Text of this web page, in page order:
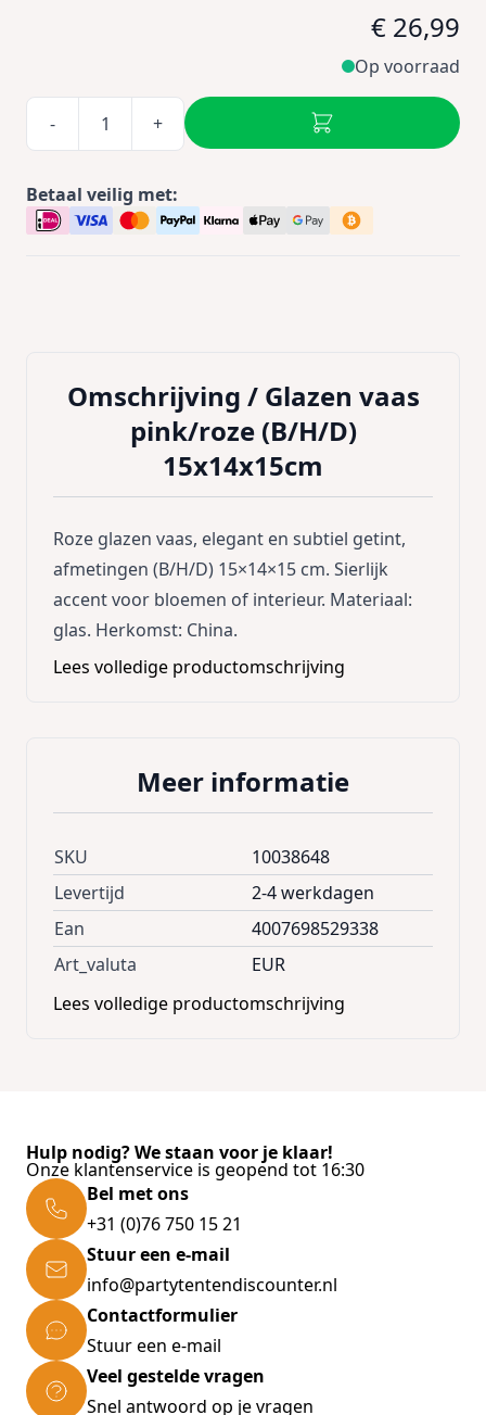
€ 26,99
Op voorraad
- +
Betaal veilig met:
Omschrijving / Glazen vaas
pink/roze (B/H/D)
15x14x15cm
Roze glazen vaas, elegant en subtiel getint,
afmetingen (B/H/D) 15×14×15 cm. Sierlijk
accent voor bloemen of interieur. Materiaal:
glas. Herkomst: China.
Lees volledige productomschrijving
Meer informatie
SKU
10038648
Levertijd
2-4 werkdagen
Ean
4007698529338
Art_valuta
EUR
Lees volledige productomschrijving
Hulp nodig? We staan voor je klaar!
Onze klantenservice is geopend tot 16:30
Bel met ons
+31 (0)76 750 15 21
Stuur een e-mail
info@partytentendiscounter.nl
Contactformulier
Stuur een e-mail
Veel gestelde vragen
Snel antwoord op je vragen